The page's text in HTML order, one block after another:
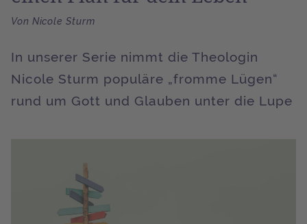
Von Nicole Sturm
In unserer Serie nimmt die Theologin
Nicole Sturm populäre „fromme Lügen“
rund um Gott und Glauben unter die Lupe